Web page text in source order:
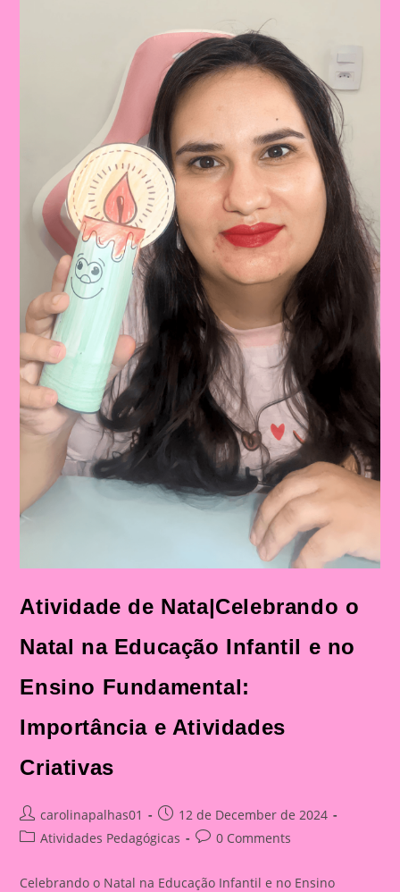
Atividade de Nata|Celebrando o
Natal na Educação Infantil e no
Ensino Fundamental:
Importância e Atividades
Criativas
Post
author:
carolinapalhas01
Post
published:
12 de December de 2024
PostAtividades Pedagógicas
Post0 Comments
Celebrando o Natal na Educação Infantil e no Ensino